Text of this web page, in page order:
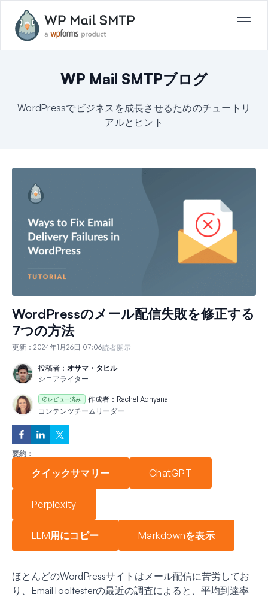
WP Mail SMTPブログ
WordPressでビジネスを成長させるためのチュートリ
アルとヒント
WordPressのメール配信失敗を修正する
7つの方法
更新： 2024年1月26日 07:06読者開示
投稿者： オサマ・タヒル
シニアライター
レビュー済み 作成者： Rachel Adnyana
コンテンツチームリーダー
要約：
クイックサマリー ChatGPT
Perplexity
LLM用にコピー Markdownを表示
ほとんどのWordPressサイトはメール配信に苦労してお
り、EmailTooltesterの最近の調査によると、平均到達率